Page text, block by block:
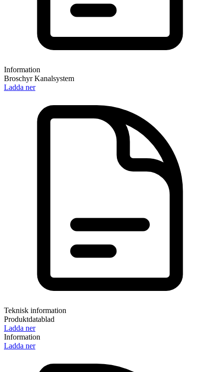
Information
Broschyr Kanalsystem
Ladda ner
Teknisk information
Produktdatablad
Ladda ner
Information
Ladda ner